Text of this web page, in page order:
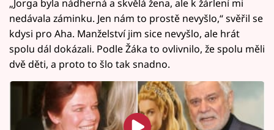
„Jorga byla nádherná a skvělá žena, ale k žárlení mi
nedávala záminku. Jen nám to prostě nevyšlo,“ svěřil se
kdysi pro Aha. Manželství jim sice nevyšlo, ale hrát
spolu dál dokázali. Podle Žáka to ovlivnilo, že spolu měli
dvě děti, a proto to šlo tak snadno.